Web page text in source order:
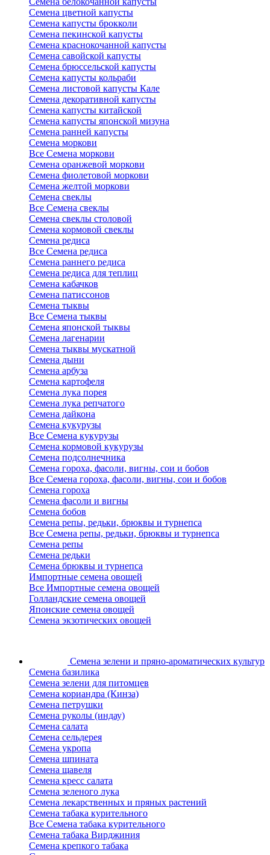
Семена цветной капусты
Семена капусты брокколи
Семена пекинской капусты
Семена краснокочанной капусты
Семена савойской капусты
Семена брюссельской капусты
Семена капусты кольраби
Семена листовой капусты Кале
Семена декоративной капусты
Семена капусты китайской
Семена капусты японской мизуна
Семена ранней капусты
Семена моркови
Все Семена моркови
Семена оранжевой моркови
Семена фиолетовой моркови
Семена желтой моркови
Семена свеклы
Все Семена свеклы
Семена свеклы столовой
Семена кормовой свеклы
Семена редиса
Все Семена редиса
Семена раннего редиса
Семена редиса для теплиц
Семена кабачков
Семена патиссонов
Семена тыквы
Все Семена тыквы
Семена японской тыквы
Семена лагенарии
Семена тыквы мускатной
Семена дыни
Семена арбуза
Семена картофеля
Семена лука порея
Семена лука репчатого
Семена дайкона
Семена кукурузы
Все Семена кукурузы
Семена кормовой кукурузы
Семена подсолнечника
Семена гороха, фасоли, вигны, сои и бобов
Все Семена гороха, фасоли, вигны, сои и бобов
Семена гороха
Семена фасоли и вигны
Семена бобов
Семена репы, редьки, брюквы и турнепса
Все Семена репы, редьки, брюквы и турнепса
Семена репы
Семена редьки
Семена брюквы и турнепса
Импортные семена овощей
Все Импортные семена овощей
Голландские семена овощей
Японские семена овощей
Семена экзотических овощей
Семена зелени и пряно-ароматических культур
Семена базилика
Семена зелени для питомцев
Семена кориандра (Кинза)
Семена петрушки
Семена руколы (индау)
Семена салата
Семена сельдерея
Семена укропа
Семена шпината
Семена щавеля
Семена кресс салата
Семена зеленого лука
Семена лекарственных и пряных растений
Семена табака курительного
Все Семена табака курительного
Семена табака Вирджиния
Семена крепкого табака